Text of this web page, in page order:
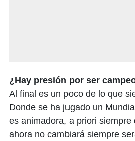
¿Hay presión por ser
Al final es un poco de lo que
Donde se ha jugado un
es animadora, a priori siempre
ahora no cambiará siempre